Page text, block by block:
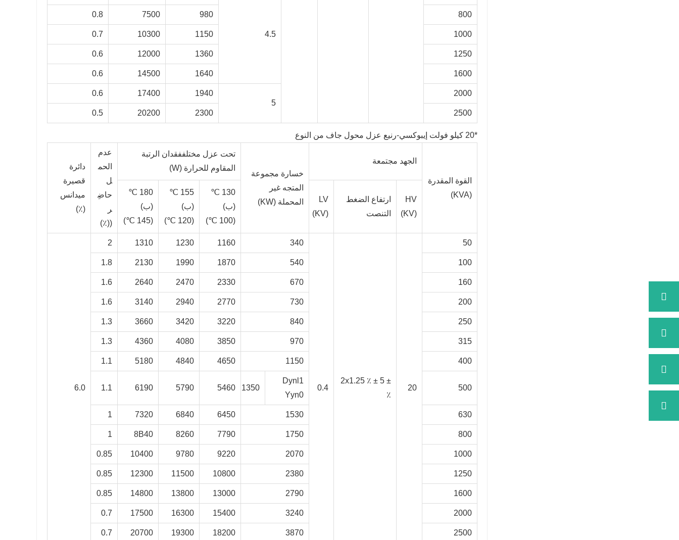
4.5
800
980
7500
0.8
1000
1150
10300
0.7
1250
1360
12000
0.6
1600
1640
14500
0.6
2000
5
1940
17400
0.6
2500
2300
20200
0.5
*20 كيلو فولت إيبوكسي-رنيع عزل محول جاف من النوع
القوة المقدرة
(KVA)
الجهد مجتمعة
خسارة مجموعة
المتجه غير
المحملة (KW)
تحت عزل مختلففقدان الرتبة
المقاوم للحرارة (W)
عدم
الحم
ل
حاضِ
ر
((٪)
دائرة
قصيرة
ميدانس
(٪)
HV
(KV)
ارتفاع الضغط
التنصت
LV
(KV)
130 ℃
(ب)
(100 ℃)
155 ℃
(ب)
(120 ℃)
180 ℃
(ب)
(145 ℃)
50
20
± 2x1.25 ٪ ± 5
٪
0.4
340
1160
1230
1310
2
6.0
100
540
1870
1990
2130
1.8
160
670
2330
2470
2640
1.6
200
730
2770
2940
3140
1.6
250
840
3220
3420
3660
1.3
315
970
3850
4080
4360
1.3
400
1150
4650
4840
5180
1.1
500
Dynl1
Yyn0
1350
5460
5790
6190
1.1
630
1530
6450
6840
7320
1
800
1750
7790
8260
8B40
1
1000
2070
9220
9780
10400
0.85
1250
2380
10800
11500
12300
0.85
1600
2790
13000
13800
14800
0.85
2000
3240
15400
16300
17500
0.7
2500
3870
18200
19300
20700
0.7